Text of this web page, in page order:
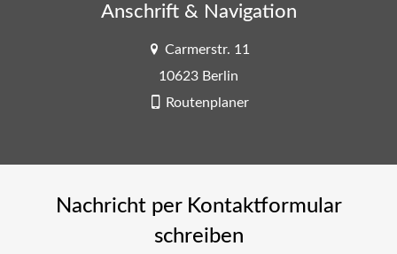
Anschrift & Navigation
Carmerstr. 11
10623 Berlin
Routenplaner
Nachricht per Kontaktformular
schreiben